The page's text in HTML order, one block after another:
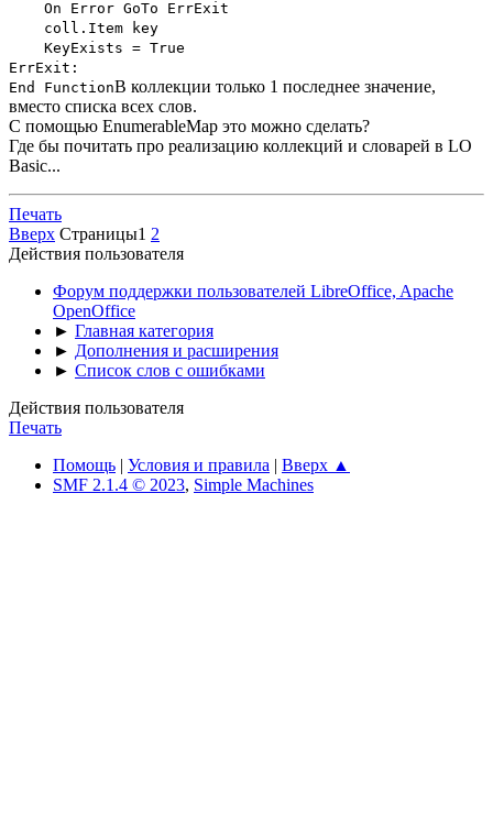
On Error GoTo ErrExit
coll.Item key
KeyExists = True
ErrExit:
End FunctionВ коллекции только 1 последнее значение,
вместо списка всех слов.
С помощью EnumerableMap это можно сделать?
Где бы почитать про реализацию коллекций и словарей в LO
Basic...
Печать
Вверх Страницы1 2
Действия пользователя
Форум поддержки пользователей LibreOffice, Apache
OpenOffice
► Главная категория
► Дополнения и расширения
► Список слов с ошибками
Действия пользователя
Печать
Помощь
Условия и правила
Вверх ▲
SMF 2.1.4 © 2023, Simple Machines